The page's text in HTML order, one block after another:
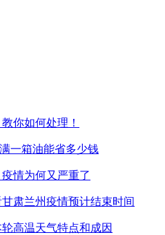
你如何处理！
一箱油能省多少钱
情为何又严重了
肃兰州疫情预计结束时间
高温天气特点和成因